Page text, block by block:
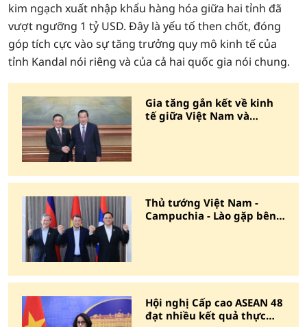
kim ngạch xuất nhập khẩu hàng hóa giữa hai tỉnh đã
vượt ngưỡng 1 tỷ USD. Đây là yếu tố then chốt, đóng
góp tích cực vào sự tăng trưởng quy mô kinh tế của
tỉnh Kandal nói riêng và của cả hai quốc gia nói chung.
Gia tăng gắn kết về kinh
tế giữa Việt Nam và
Thủ tướng Việt Nam -
Campuchia - Lào gặp bên
Hội nghị Cấp cao ASEAN 48
đạt nhiều kết quả thực